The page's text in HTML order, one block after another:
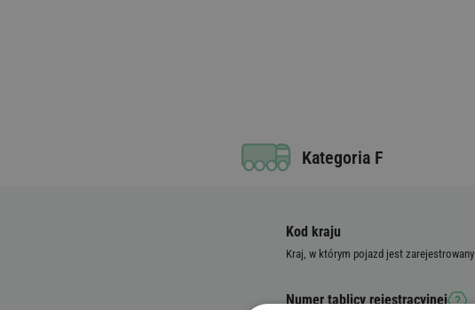
Kategoria F
Kod kraju
Kraj, w którym pojazd jest zarejestrowany
Numer tablicy rejestracyjnej